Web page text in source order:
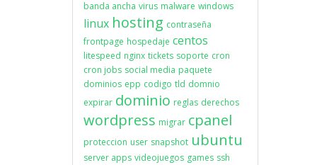
banda ancha virus malware windows
linux hosting contraseña
frontpage hospedaje centos
litespeed nginx tickets soporte cron
cron jobs social media paquete
dominios epp codigo tld domnio
expirar dominio reglas derechos
wordpress migrar cpanel
proteccion user snapshot ubuntu
server apps videojuegos games ssh